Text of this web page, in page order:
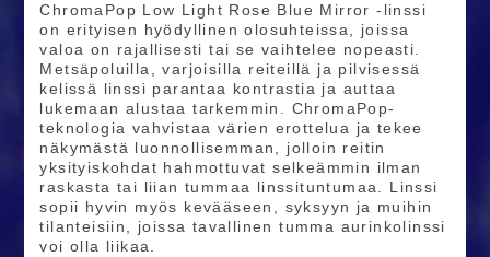
ChromaPop Low Light Rose Blue Mirror -linssi
on erityisen hyödyllinen olosuhteissa, joissa
valoa on rajallisesti tai se vaihtelee nopeasti.
Metsäpoluilla, varjoisilla reiteillä ja pilvisessä
kelissä linssi parantaa kontrastia ja auttaa
lukemaan alustaa tarkemmin. ChromaPop-
teknologia vahvistaa värien erottelua ja tekee
näkymästä luonnollisemman, jolloin reitin
yksityiskohdat hahmottuvat selkeämmin ilman
raskasta tai liian tummaa linssituntumaa. Linssi
sopii hyvin myös kevääseen, syksyyn ja muihin
tilanteisiin, joissa tavallinen tumma aurinkolinssi
voi olla liikaa.